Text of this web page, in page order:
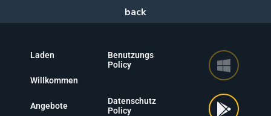
Laden
Willkommen
Angebote
Benutzungs
Policy
Datenschutz
Policy